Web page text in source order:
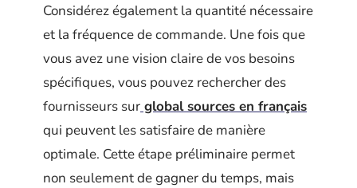
Considérez également la quantité nécessaire
et la fréquence de commande. Une fois que
vous avez une vision claire de vos besoins
spécifiques, vous pouvez rechercher des
fournisseurs sur global sources en français
qui peuvent les satisfaire de manière
optimale. Cette étape préliminaire permet
non seulement de gagner du temps, mais